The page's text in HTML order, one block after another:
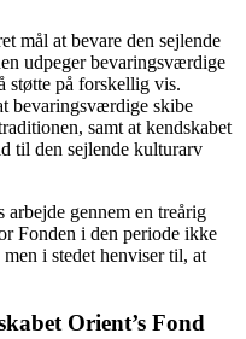
mål at bevare den sejlende
udpeger bevaringsværdige
støtte på forskellig vis.
bevaringsværdige skibe
samt at kendskabet
til den sejlende kulturarv
arbejde gennem en treårig
Fonden i den periode ikke
i stedet henviser til, at
Orient’s Fond